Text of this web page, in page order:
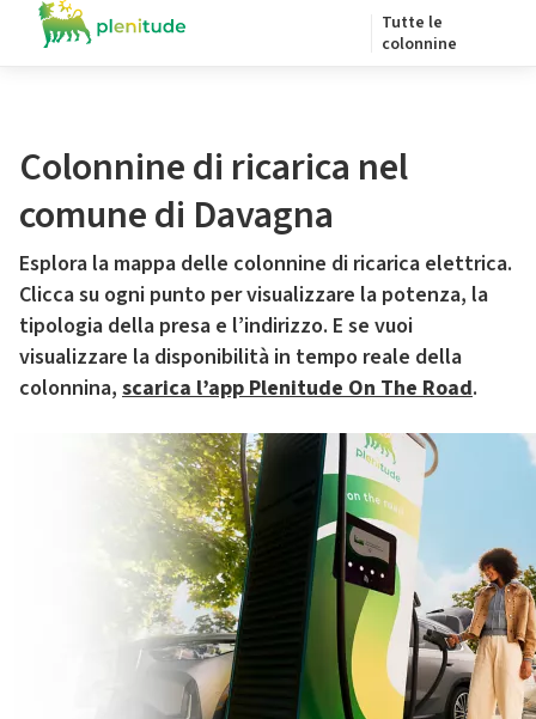
Tutte le
colonnine
Colonnine di ricarica nel
comune di Davagna
Esplora la mappa delle colonnine di ricarica elettrica.
Clicca su ogni punto per visualizzare la potenza, la
tipologia della presa e l’indirizzo. E se vuoi
visualizzare la disponibilità in tempo reale della
colonnina, scarica l’app Plenitude On The Road.